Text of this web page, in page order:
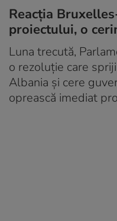
Reacția
proiectului, o
Luna trecută,
o rezoluție care
Albania și cere
oprească imediat